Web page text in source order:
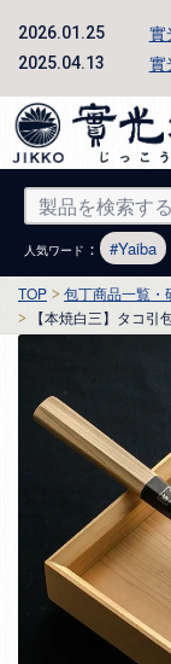
2026.01.25 實
2025.04.13 實
人気ワード ： Yaiba
TOP 包丁商品一覧・
【本焼白三】タコ引